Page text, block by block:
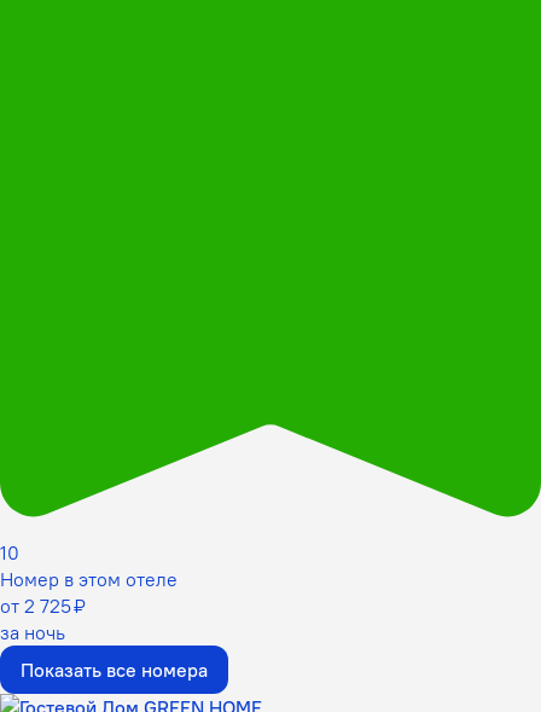
10
Номер в этом отеле
от 2 725 ₽
за ночь
Показать все номера